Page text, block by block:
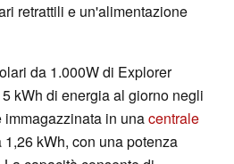
retrattili e un'alimentazione
da 1.000W di Explorer
kWh di energia al giorno negli
in unacentrale
1,26 kWh, con una potenza